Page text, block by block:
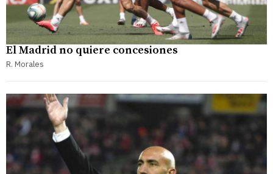
El Madrid no quiere concesiones
R. Morales